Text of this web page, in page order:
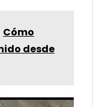
Cómo
desde